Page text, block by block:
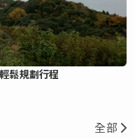
鬆規劃行程
全部